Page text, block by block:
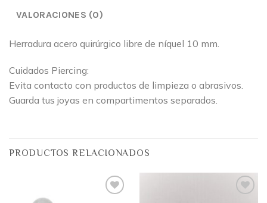
VALORACIONES (0)
Herradura acero quirúrgico libre de níquel 10 mm.
Cuidados Piercing:
Evita contacto con productos de limpieza o abrasivos.
Guarda tus joyas en compartimentos separados.
PRODUCTOS RELACIONADOS